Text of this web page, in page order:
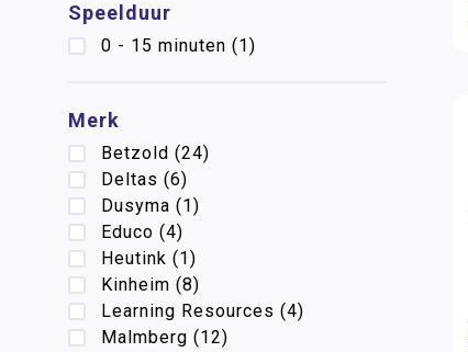
Speelduur
0 - 15 minuten (1)
Merk
Betzold (24)
Deltas (6)
Dusyma (1)
Educo (4)
Heutink (1)
Kinheim (8)
Learning Resources (4)
Malmberg (12)